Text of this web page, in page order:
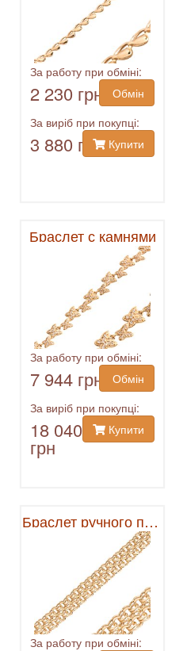
За работу при обміні:
2 230 грн
Обмін
За виріб при покупці:
3 880 грн Купити
Браслет с камнями
За работу при обміні:
7 944 грн
Обмін
За виріб при покупці:
18 040
грн
Купити
Браслет ручного плетения
За работу при обміні: